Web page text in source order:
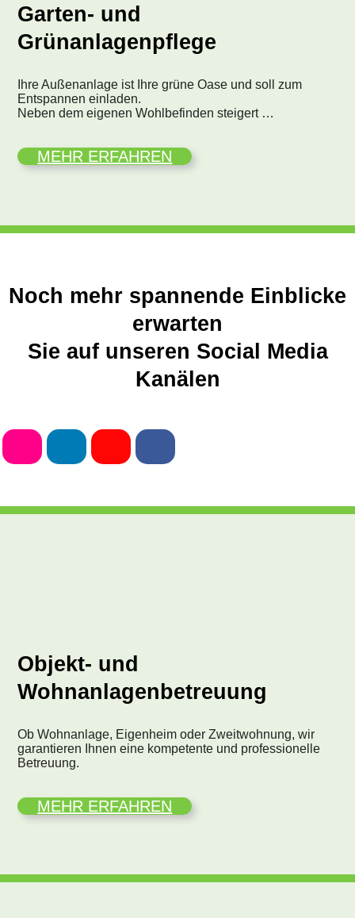
Garten- und
Grünanlagenpflege
Ihre Außenanlage ist Ihre grüne Oase und soll zum
Entspannen einladen.
Neben dem eigenen Wohlbefinden steigert …
MEHR ERFAHREN
Noch mehr spannende Einblicke
erwarten
Sie auf unseren Social Media
Kanälen
Objekt- und
Wohnanlagenbetreuung
Ob Wohnanlage, Eigenheim oder Zweitwohnung, wir
garantieren Ihnen eine kompetente und professionelle
Betreuung.
MEHR ERFAHREN